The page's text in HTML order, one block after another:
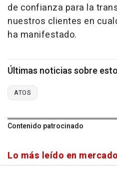
de confianza para la
nuestros clientes en
ha manifestado.
Últimas noticias sobre
ATOS
Contenido patrocinado
Lo más leído en